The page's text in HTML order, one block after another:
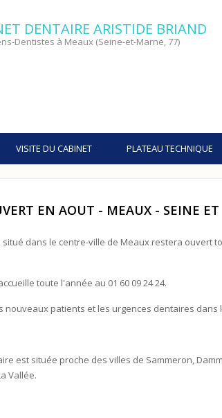
DENTAIRE ARISTIDE BRIAND
Dentistes à Meaux (Seine-et-Marne, 77)
VISITE DU CABINET PLATEAU TECHNIQUE
EN AOUT - MEAUX - SEINE
situé dans le centre-ville de Meaux restera ouvert
toute l'année au 01 60 09 24 24.
nouveaux patients et les urgences dentaires dans
est située proche des villes de Sammeron,
Vallée.